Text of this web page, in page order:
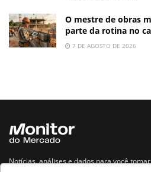
O mestre de obras
parte da rotina no
7 DE AGOSTO DE 2026
Notícias, análises e dados para você